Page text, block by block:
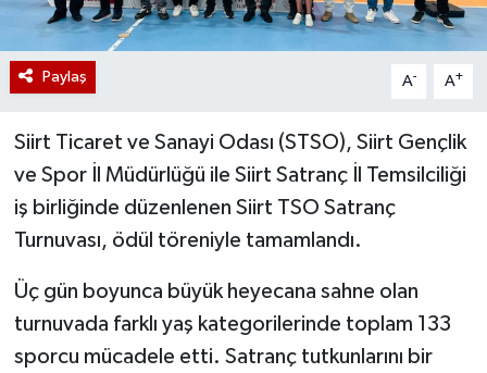
Paylaş A- A+
Siirt Ticaret ve Sanayi Odası (STSO), Siirt Gençlik
ve Spor İl Müdürlüğü ile Siirt Satranç İl Temsilciliği
iş birliğinde düzenlenen Siirt TSO Satranç
Turnuvası, ödül töreniyle tamamlandı.
Üç gün boyunca büyük heyecana sahne olan
turnuvada farklı yaş kategorilerinde toplam 133
sporcu mücadele etti. Satranç tutkunlarını bir